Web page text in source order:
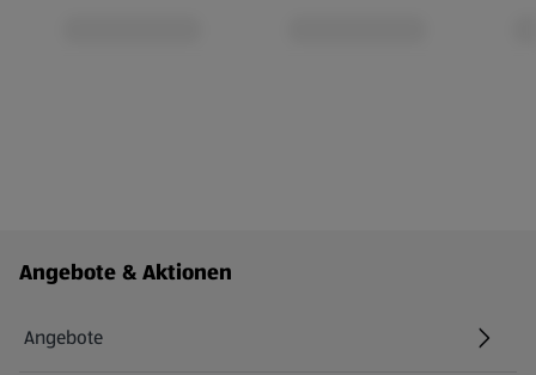
Fußzeilenmenü - weitere Links
Angebote & Aktionen
Angebote